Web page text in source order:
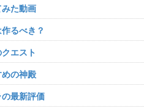
た動画
るべき？
エスト
の神殿
最新評価